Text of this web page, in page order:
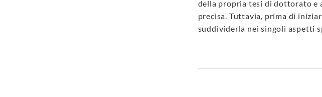
della propria tesi di dottorato e
precisa. Tuttavia, prima di
suddividerla nei singoli aspetti